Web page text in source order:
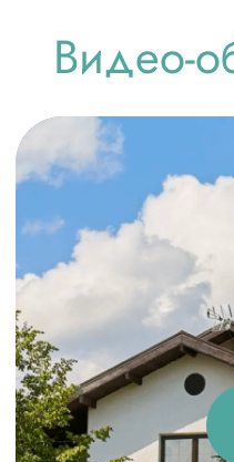
Открытые площадки
на свежем воздухе